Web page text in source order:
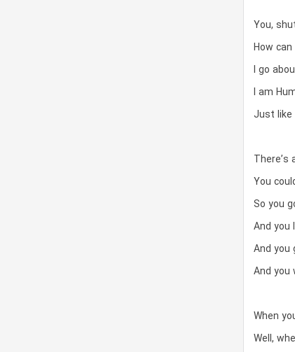
You,
How
I go
I am
Just like
There’s
You
So you
And you
And you
And you
When
Well,